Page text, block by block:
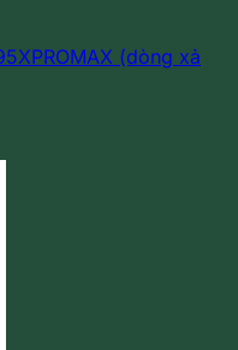
(dòng xả